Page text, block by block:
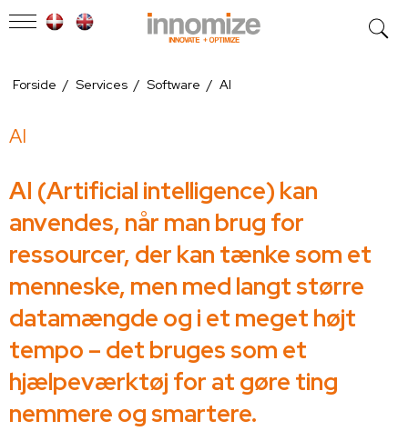
Forside / Services / Software / AI
AI
AI (Artificial intelligence) kan
anvendes, når man brug for
ressourcer, der kan tænke som et
menneske, men med langt større
datamængde og i et meget højt
tempo – det bruges som et
hjælpeværktøj for at gøre ting
nemmere og smartere.